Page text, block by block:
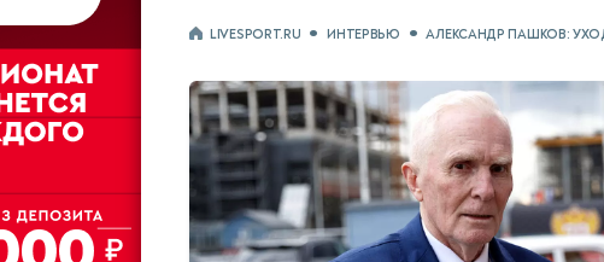
LIVESPORT.RU ИНТЕРВЬЮ АЛЕКСАНДР ПАШКОВ: